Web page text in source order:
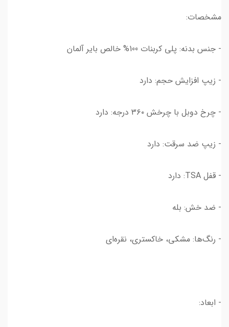
مشخصات:
- جنس بدنه: پلی کربنات 100% خالص بایر آلمان
- زیپ افزایش حجم: دارد
- چرخ دوبل با چرخش ۳۶۰ درجه: دارد
- زیپ ضد سرقت: دارد
- قفل TSA: دارد
- ضد خش: بله
- رنگ‌ها: مشکی، خاکستری، نقره‌ای
- ابعاد: